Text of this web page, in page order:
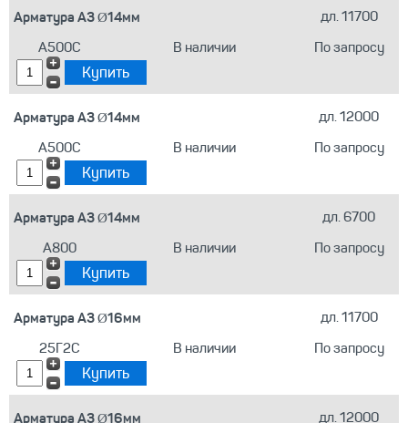
Арматура А3 Ø14мм
дл. 11700
А500С
В наличии По запросу
Арматура А3 Ø14мм
дл. 12000
А500С
В наличии По запросу
Арматура А3 Ø14мм
дл. 6700
А800
В наличии По запросу
Арматура А3 Ø16мм
дл. 11700
25Г2С
В наличии По запросу
Арматура А3 Ø16мм
дл. 12000